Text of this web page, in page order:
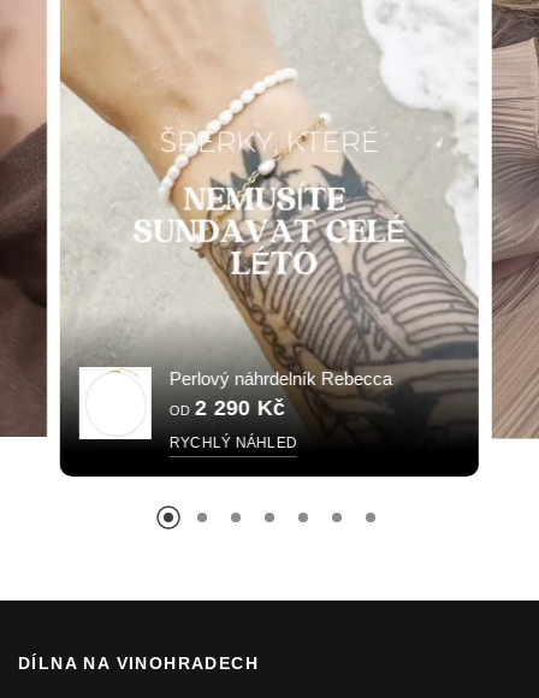
Perlový náhrdelník Rebecca
OD 2 290 Kč
RYCHLÝ NÁHLED
DÍLNA NA VINOHRADECH